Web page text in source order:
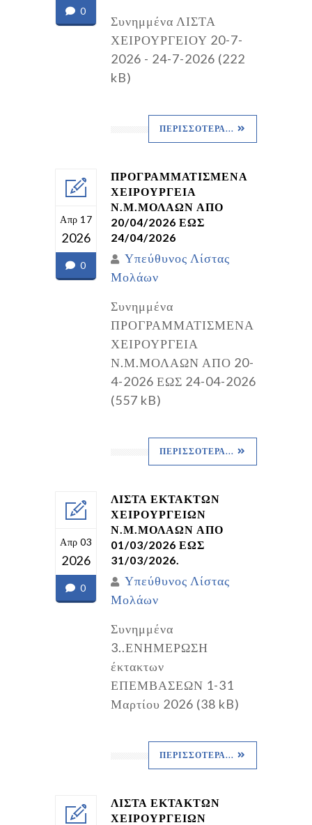
0
Συνημμένα ΛΙΣΤΑ
ΧΕΙΡΟΥΡΓΕΙΟΥ 20-7-
2026 - 24-7-2026 (222
kB)
ΠΕΡΙΣΣΌΤΕΡΑ...
Απρ 17
2026
0
ΠΡΟΓΡΑΜΜΑΤΙΣΜΕΝΑ
ΧΕΙΡΟΥΡΓΕΙΑ
Ν.Μ.ΜΟΛΑΩΝ ΑΠΟ
20/04/2026 ΕΩΣ
24/04/2026
Υπεύθυνος Λίστας
Μολάων
Συνημμένα
ΠΡΟΓΡΑΜΜΑΤΙΣΜΕΝΑ
ΧΕΙΡΟΥΡΓΕΙΑ
Ν.Μ.ΜΟΛΑΩΝ ΑΠΟ 20-
4-2026 ΕΩΣ 24-04-2026
(557 kB)
ΠΕΡΙΣΣΌΤΕΡΑ...
Απρ 03
2026
0
ΛΙΣΤΑ ΕΚΤΑΚΤΩΝ
ΧΕΙΡΟΥΡΓΕΙΩΝ
Ν.Μ.ΜΟΛΑΩΝ ΑΠΟ
01/03/2026 ΕΩΣ
31/03/2026.
Υπεύθυνος Λίστας
Μολάων
Συνημμένα
3..ΕΝΗΜΕΡΩΣΗ
έκτακτων
ΕΠΕΜΒΑΣΕΩΝ 1-31
Μαρτίου 2026 (38 kB)
ΠΕΡΙΣΣΌΤΕΡΑ...
ΛΙΣΤΑ ΕΚΤΑΚΤΩΝ
ΧΕΙΡΟΥΡΓΕΙΩΝ